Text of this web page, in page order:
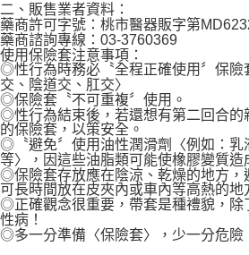
二、販售業者資料：
藥商許可字號：桃市醫器販字第
藥商諮詢專線：03-3760369
使用保險套注意事項：
◎性行為時務必〝全程正確使用〞保險
交、陰道交、肛交〉
◎保險套〝不可重複〞使用。
◎性行為結束後，若還想有第二回合的
的保險套，以策安全。
◎〝避免〞使用油性潤滑劑〈例如：
等〉，因這些油脂類可能使橡膠變質造
◎保險套存放應在陰涼、乾燥的地方，
可長時間放在皮夾內或車內等高熱的地
◎正確觀念很重要，帶套是種禮貌，除
性病！
◎多一分準備〈保險套〉，少一分危險